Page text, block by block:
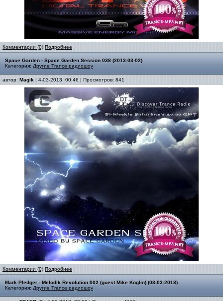
Комментарии (0) Подробнее
Space Garden - Space Garden Session 038 (2013-03-02)
Категория: Другие Trance радиошоу
автор: Magik | 4-03-2013, 00:46 | Просмотров: 841
Комментарии (0) Подробнее
Mark Pledger - Melodik Revolution 002 (guest Mike Koglin) (03-03-2013)
Категория: Другие Trance радиошоу